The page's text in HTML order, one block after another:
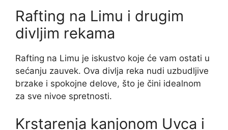
Rafting na Limu i drugim
divljim rekama
Rafting na Limu je iskustvo koje će vam ostati u
sećanju zauvek. Ova divlja reka nudi uzbudljive
brzake i spokojne delove, što je čini idealnom
za sve nivoe spretnosti.
Krstarenja kanjonom Uvca i